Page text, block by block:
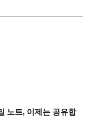
노트, 이제는 공유합